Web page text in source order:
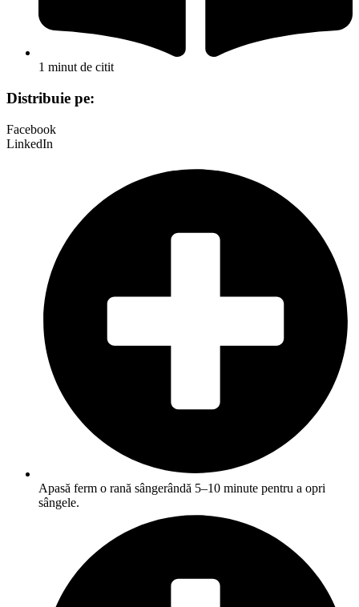
1 minut de citit
Distribuie pe:
Facebook
LinkedIn
Apasă ferm o rană sângerândă 5–10 minute pentru a opri
sângele.